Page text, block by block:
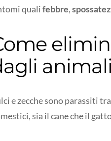
qualifebbre,
e zecche sono parassiti
sia il cane che il